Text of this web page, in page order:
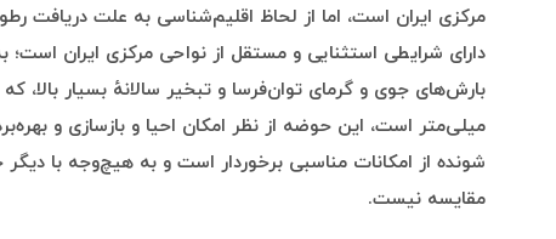
مرکزی ایران است، اما از لحاظ اقلیم‌شناسی به علت دریافت
دارای شرایطی استثنایی و مستقل از نواحی مرکزی ایران
میلی‌متر است، این حوضه از نظر امکان احیا و بازسازی و
شونده از امکانات مناسبی برخوردار است و به هیچ‌وجه با
مقایسه نیست.